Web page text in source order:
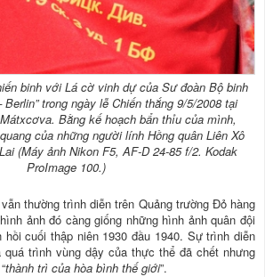
binh với Lá cờ vinh dự của Sư đoàn Bộ binh
trong ngày lễ Chiến thắng 9/5/2008 tại
Bằng kế hoạch bẩn thỉu của mình,
của những người lính Hồng quân Liên Xô
(Máy ảnh Nikon F5, AF-D 24-85 f/2. Kodak
ProImage 100.)
thường trình diễn trên Quảng trường Đỏ hàng
ảnh đó càng giống những hình ảnh quân đội
cuối thập niên 1930 đầu 1940. Sự trình diễn
trình vùng dậy của thực thể đã chết nhưng
thành trì của hòa bình thế giới”.